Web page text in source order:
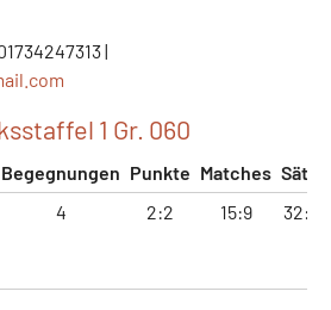
|
1 Gr. 060
Begegnungen Punkte Matches Sätze
4 2:2 15:9 32:19